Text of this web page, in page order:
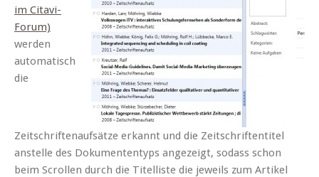
im Citavi-
Forum)
werden
automatisch
die
Zeitschriftenaufsätze erkannt und die Zeitschriftentitel
anstelle des Dokumententyps angezeigt, sodass schon
beim Scrollen durch die Titelliste die jeweils zum Artikel